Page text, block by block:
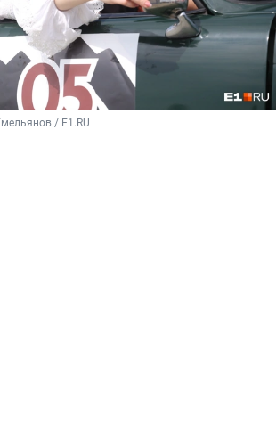
/ E1.RU